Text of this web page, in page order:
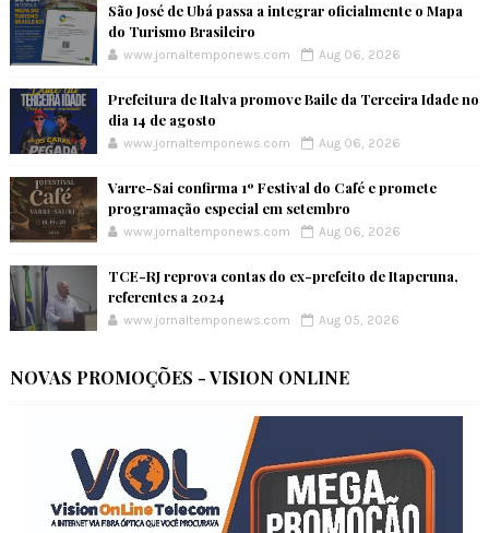
São José de Ubá passa a integrar oficialmente o Mapa
do Turismo Brasileiro
www.jornaltemponews.com Aug 06, 2026
Prefeitura de Italva promove Baile da Terceira Idade no
dia 14 de agosto
www.jornaltemponews.com Aug 06, 2026
Varre-Sai confirma 1º Festival do Café e promete
programação especial em setembro
www.jornaltemponews.com Aug 06, 2026
TCE-RJ reprova contas do ex-prefeito de Itaperuna,
referentes a 2024
www.jornaltemponews.com Aug 05, 2026
NOVAS PROMOÇÕES - VISION ONLINE